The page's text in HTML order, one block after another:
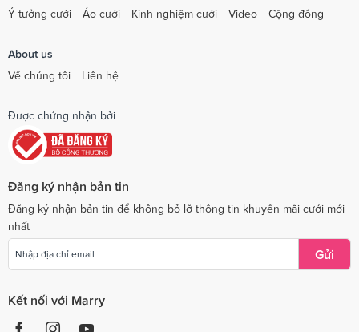
Ý tưởng cưới
Áo cưới Kinh nghiệm cưới Video Cộng đồng
About us
Về chúng tôi
Liên hệ
Được chứng nhận bởi
Đăng ký nhận bản tin
Đăng ký nhận bản tin để không bỏ lỡ thông tin khuyến mãi cưới mới
nhất
Gửi
Kết nối với Marry